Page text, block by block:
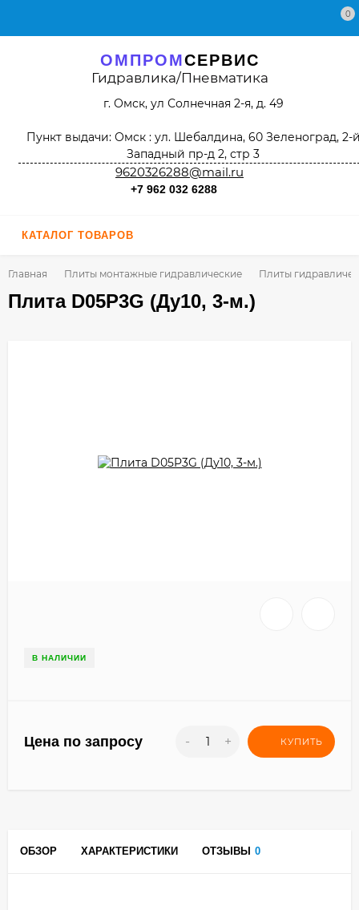
0
ОМПРОМСЕРВИС
Гидравлика/Пневматика
г. Омск, ул Солнечная 2-я, д. 49
Пункт выдачи: Омск : ул. Шебалдина, 60 Зеленоград, 2-
Западный пр-д 2, стр 3
9620326288@mail.ru
+7 962 032 6288
КАТАЛОГ ТОВАРОВ
Главная Плиты монтажные гидравлические Плиты
Плита D05P3G (Ду10, 3-м.)
В НАЛИЧИИ
Цена по запросу - + КУПИТЬ
ОБЗОР ХАРАКТЕРИСТИКИ ОТЗЫВЫ 0